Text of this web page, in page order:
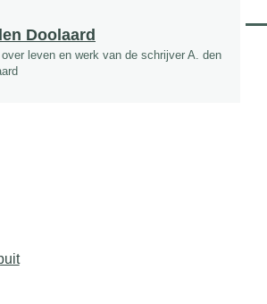
inhoud gaan
Doolaard
leven en werk van de schrijver A. den